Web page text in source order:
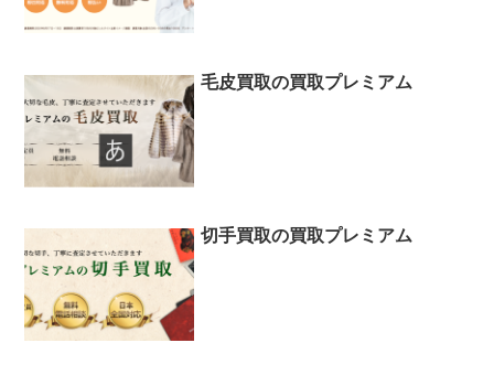
毛皮買取の買取プレミアム
切手買取の買取プレミアム